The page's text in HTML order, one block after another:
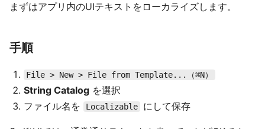
まずはアプリ内のUIテキストをローカライズします。
手順
File > New > File from Template...（⌘N）
String Catalog を選択
ファイル名を
Localizable にして保存